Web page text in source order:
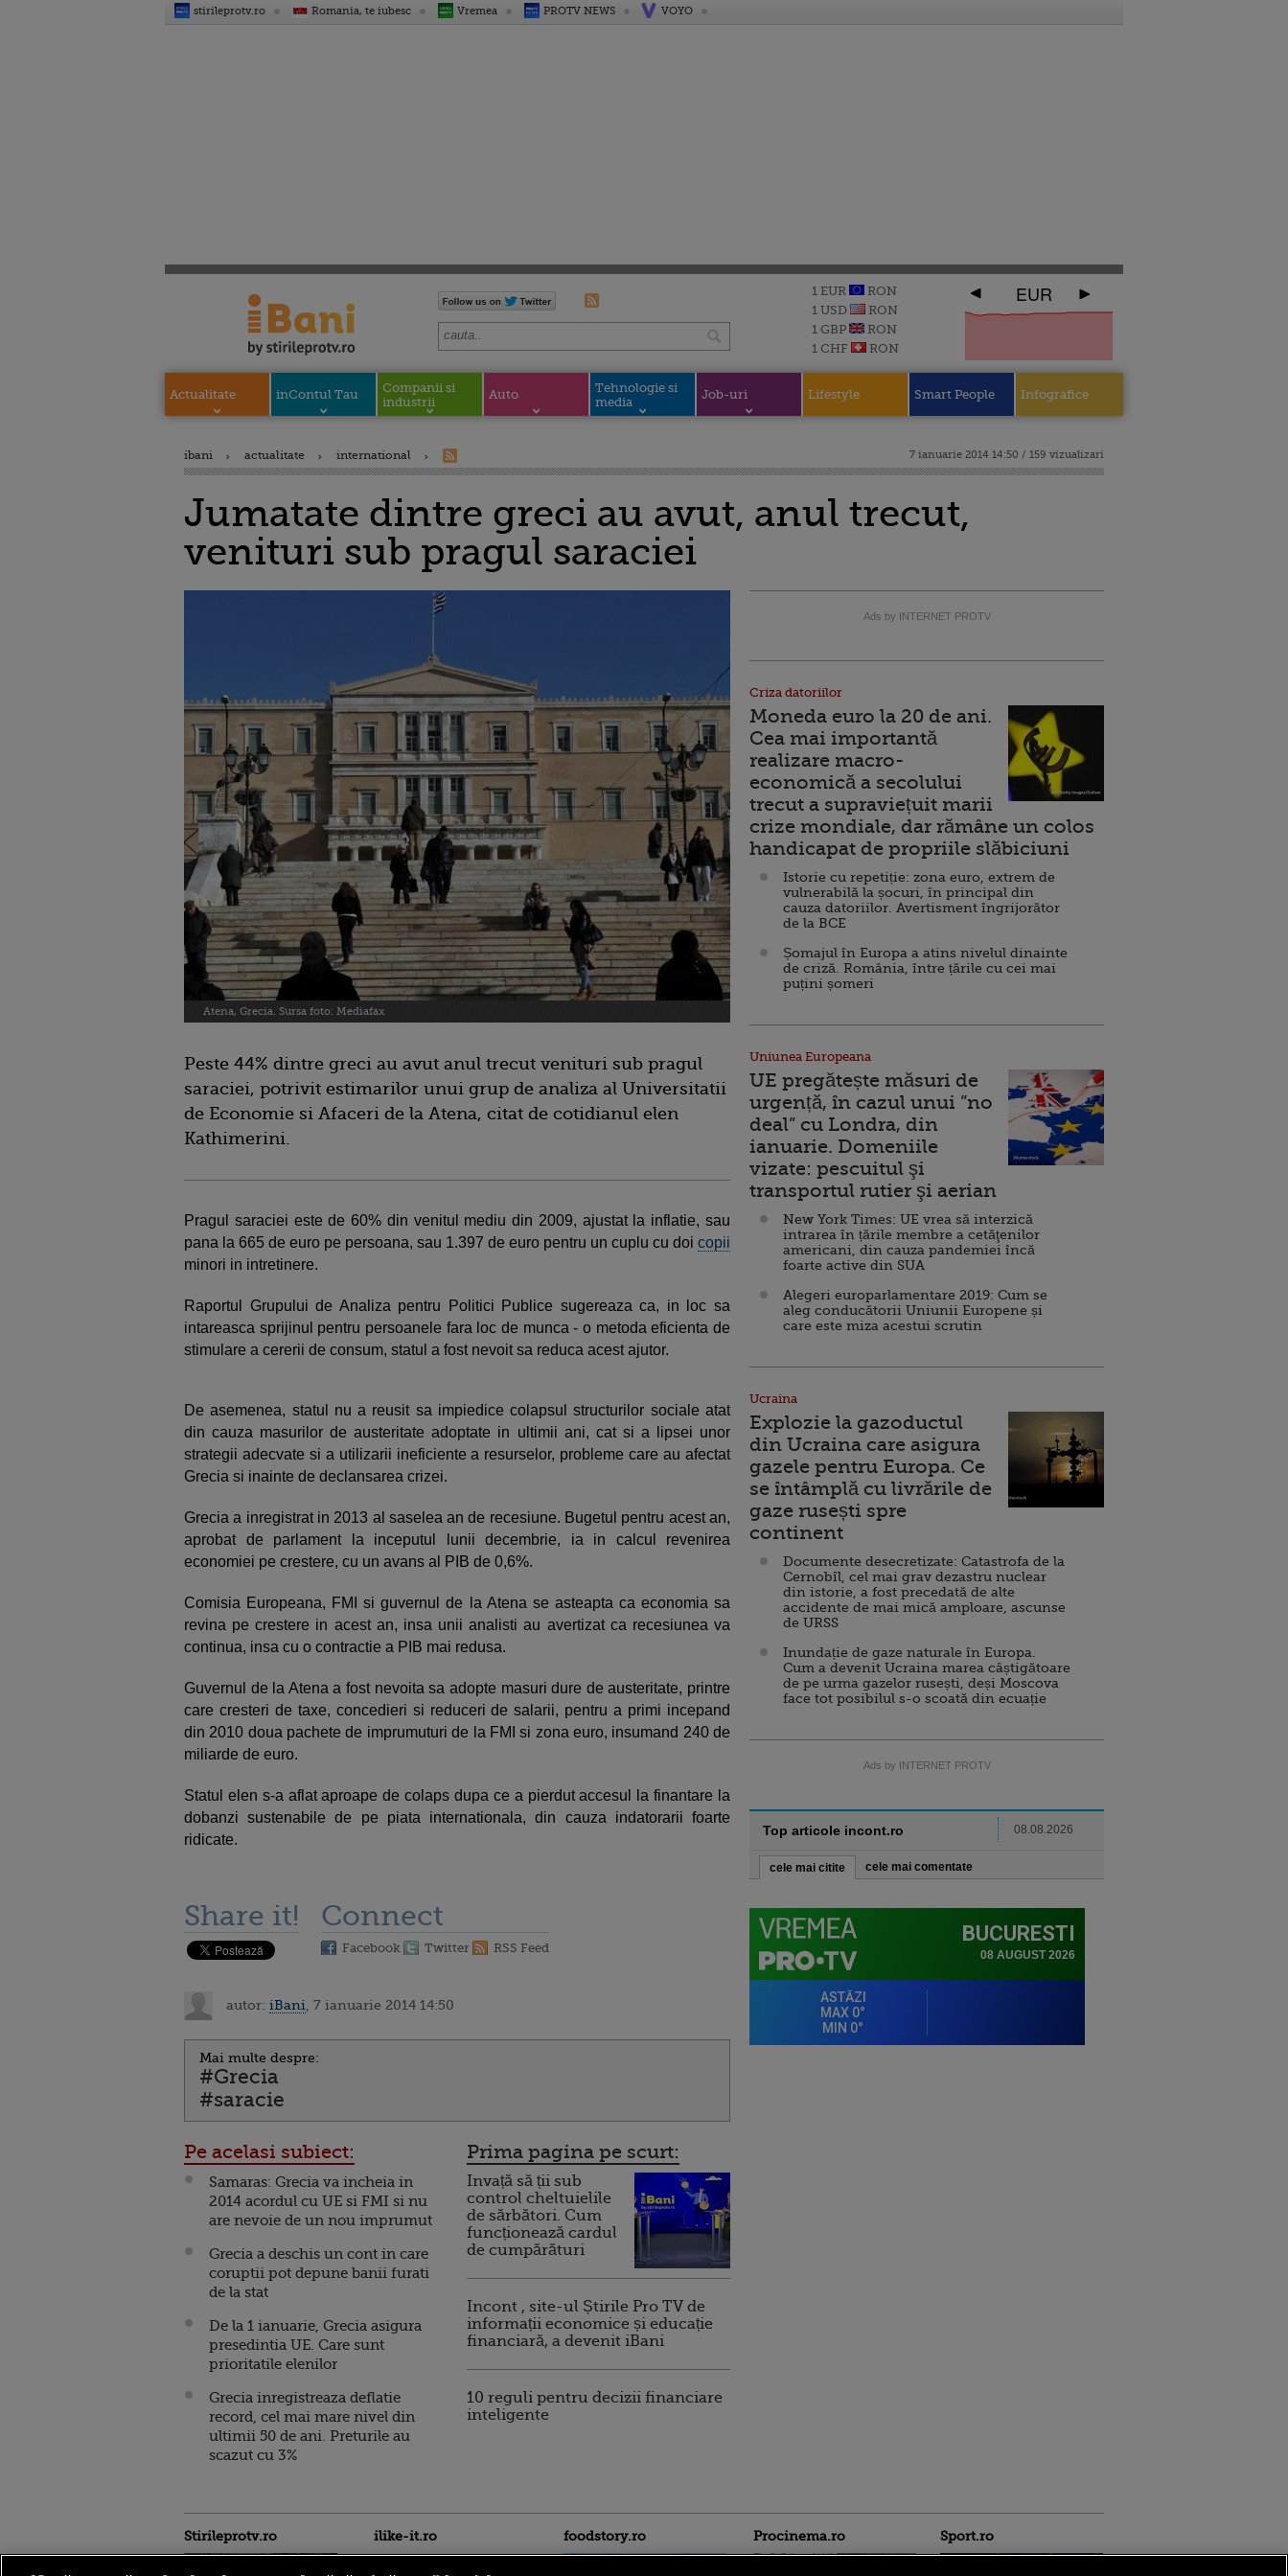
stirileprotv.ro Romania, te iubesc Vremea PROTV NEWS VOYO
1 EUR
RON
1 USD
RON
1 GBP
RON
1 CHF
RON
EUR
Actualitate inContul Tau
Companii si
industrii
Auto
Tehnologie si
media
Job-uri Lifestyle Smart People Infografice
ibani actualitate international 7 ianuarie 2014 14:50 / 159 vizualizari
Jumatate dintre greci au avut, anul trecut,
venituri sub pragul saraciei
Atena, Grecia. Sursa foto: Mediafax
Peste 44% dintre greci au avut anul trecut venituri sub pragul
saraciei, potrivit estimarilor unui grup de analiza al Universitatii
de Economie si Afaceri de la Atena, citat de cotidianul elen
Kathimerini.
Pragul saraciei este de 60% din venitul mediu din 2009, ajustat la inflatie, sau
pana la 665 de euro pe persoana, sau 1.397 de euro pentru un cuplu cu doi copii
minori in intretinere.
Raportul Grupului de Analiza pentru Politici Publice sugereaza ca, in loc sa
intareasca sprijinul pentru persoanele fara loc de munca - o metoda eficienta de
stimulare a cererii de consum, statul a fost nevoit sa reduca acest ajutor.
De asemenea, statul nu a reusit sa impiedice colapsul structurilor sociale atat
din cauza masurilor de austeritate adoptate in ultimii ani, cat si a lipsei unor
strategii adecvate si a utilizarii ineficiente a resurselor, probleme care au afectat
Grecia si inainte de declansarea crizei.
Grecia a inregistrat in 2013 al saselea an de recesiune. Bugetul pentru acest an,
aprobat de parlament la inceputul lunii decembrie, ia in calcul revenirea
economiei pe crestere, cu un avans al PIB de 0,6%.
Comisia Europeana, FMI si guvernul de la Atena se asteapta ca economia sa
revina pe crestere in acest an, insa unii analisti au avertizat ca recesiunea va
continua, insa cu o contractie a PIB mai redusa.
Guvernul de la Atena a fost nevoita sa adopte masuri dure de austeritate, printre
care cresteri de taxe, concedieri si reduceri de salarii, pentru a primi incepand
din 2010 doua pachete de imprumuturi de la FMI si zona euro, insumand 240 de
miliarde de euro.
Statul elen s-a aflat aproape de colaps dupa ce a pierdut accesul la finantare la
dobanzi sustenabile de pe piata internationala, din cauza indatorarii foarte
ridicate.
Share it! Connect
Facebook Twitter RSS Feed
autor: iBani , 7 ianuarie 2014 14:50
Mai multe despre:
#Grecia
#saracie
Pe acelasi subiect:
Samaras: Grecia va incheia in
2014 acordul cu UE si FMI si nu
are nevoie de un nou imprumut
Grecia a deschis un cont in care
coruptii pot depune banii furati
de la stat
De la 1 ianuarie, Grecia asigura
presedintia UE. Care sunt
prioritatile elenilor
Grecia inregistreaza deflatie
record, cel mai mare nivel din
ultimii 50 de ani. Preturile au
scazut cu 3%
Prima pagina pe scurt:
Invață să ții sub
control cheltuielile
de sărbători. Cum
funcționează cardul
de cumpărături
Incont , site-ul Știrile Pro TV de
informații economice și educație
financiară, a devenit iBani
10 reguli pentru decizii financiare
inteligente
Ads by INTERNET PROTV
Criza datoriilor
Moneda euro la 20 de ani.
Cea mai importantă
realizare macro-
economică a secolului
trecut a supraviețuit marii
crize mondiale, dar rămâne un colos
handicapat de propriile slăbiciuni
Istorie cu repetiție: zona euro, extrem de
vulnerabilă la șocuri, în principal din
cauza datoriilor. Avertisment îngrijorător
de la BCE
Șomajul în Europa a atins nivelul dinainte
de criză. România, între țările cu cei mai
puțini șomeri
Uniunea Europeana
UE pregătește măsuri de
urgență, în cazul unui ”no
deal” cu Londra, din
ianuarie. Domeniile
vizate: pescuitul şi
transportul rutier şi aerian
New York Times: UE vrea să interzică
intrarea în țările membre a cetăţenilor
americani, din cauza pandemiei încă
foarte active din SUA
Alegeri europarlamentare 2019: Cum se
aleg conducătorii Uniunii Europene și
care este miza acestui scrutin
Ucraina
Explozie la gazoductul
din Ucraina care asigura
gazele pentru Europa. Ce
se întâmplă cu livrările de
gaze rusești spre
continent
Documente desecretizate: Catastrofa de la
Cernobîl, cel mai grav dezastru nuclear
din istorie, a fost precedată de alte
accidente de mai mică amploare, ascunse
de URSS
Inundație de gaze naturale în Europa.
Cum a devenit Ucraina marea câștigătoare
de pe urma gazelor rusești, deși Moscova
face tot posibilul s-o scoată din ecuație
Ads by INTERNET PROTV
Top articole incont.ro 08.08.2026
cele mai citite cele mai comentate
Stirileprotv.ro ilike-it.ro foodstory.ro Procinema.ro Sport.ro